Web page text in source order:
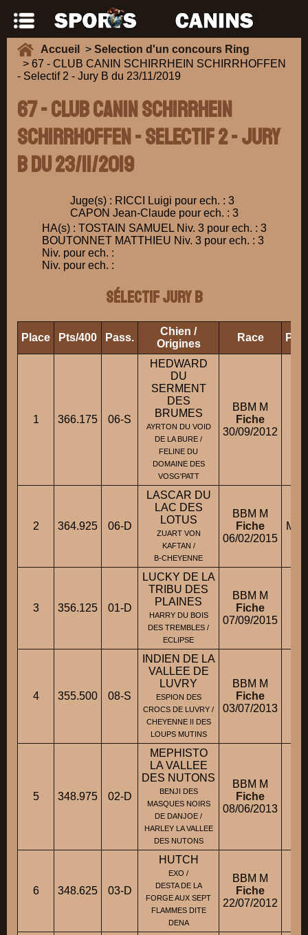
Accueil > Selection d'un concours Ring
> 67 - CLUB CANIN SCHIRRHEIN SCHIRRHOFFEN
- Selectif 2 - Jury B du 23/11/2019
67 - CLUB CANIN SCHIRRHEIN
SCHIRRHOFFEN - Selectif 2 - Jury
B du 23/11/2019
Juge(s) : RICCI Luigi pour ech. : 3
CAPON Jean-Claude pour ech. : 3
HA(s) : TOSTAIN SAMUEL Niv. 3 pour ech. : 3
BOUTONNET MATTHIEU Niv. 3 pour ech. : 3
Niv. pour ech. :
Niv. pour ech. :
Sélectif Jury B
Place Pts/400 Pass.
Chien /
Origines
Race
1 366.175 06-S
HEDWARD
DU
SERMENT
DES
BRUMES
AYRTON DU VOID
DE LA BURE /
FELINE DU
DOMAINE DES
VOSG'PATT
BBM M
Fiche
30/09/2012
2 364.925 06-D
LASCAR DU
LAC DES
LOTUS
ZUART VON
KAFTAN /
B-CHEYENNE
BBM M
Fiche
06/02/2015
M.
3 356.125 01-D
LUCKY DE LA
TRIBU DES
PLAINES
HARRY DU BOIS
DES TREMBLES /
ECLIPSE
BBM M
Fiche
07/09/2015
4 355.500 08-S
INDIEN DE LA
VALLEE DE
LUVRY
ESPION DES
CROCS DE LUVRY /
CHEYENNE II DES
LOUPS MUTINS
BBM M
Fiche
03/07/2013
5 348.975 02-D
MEPHISTO
LA VALLEE
DES NUTONS
BENJI DES
MASQUES NOIRS
DE DANJOE /
HARLEY LA VALLEE
DES NUTONS
BBM M
Fiche
08/06/2013
6 348.625 03-D
HUTCH
EXO /
DESTA DE LA
FORGE AUX SEPT
FLAMMES DITE
DENA
BBM M
Fiche
22/07/2012